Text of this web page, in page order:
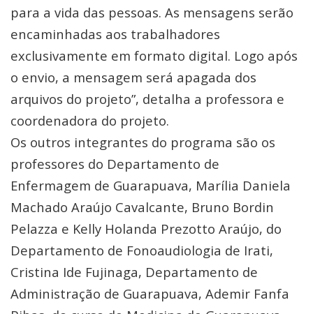
para a vida das pessoas. As mensagens serão
encaminhadas aos trabalhadores
exclusivamente em formato digital. Logo após
o envio, a mensagem será apagada dos
arquivos do projeto”, detalha a professora e
coordenadora do projeto.
Os outros integrantes do programa são os
professores do Departamento de
Enfermagem de Guarapuava, Marília Daniela
Machado Araújo Cavalcante, Bruno Bordin
Pelazza e Kelly Holanda Prezotto Araújo, do
Departamento de Fonoaudiologia de Irati,
Cristina Ide Fujinaga, Departamento de
Administração de Guarapuava, Ademir Fanfa